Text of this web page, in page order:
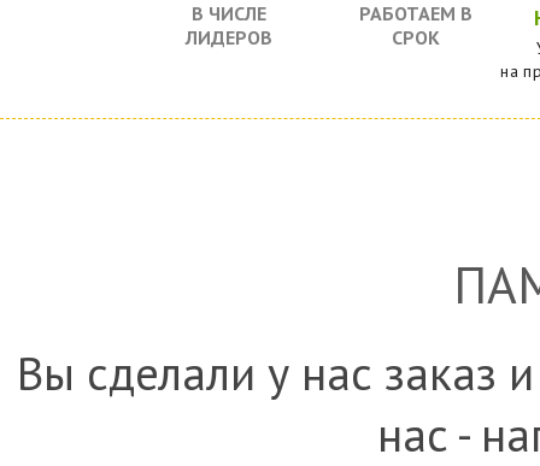
В ЧИСЛЕ
ЛИДЕРОВ
РАБОТАЕМ В
СРОК
на
Вы сделали у нас заказ
нас -